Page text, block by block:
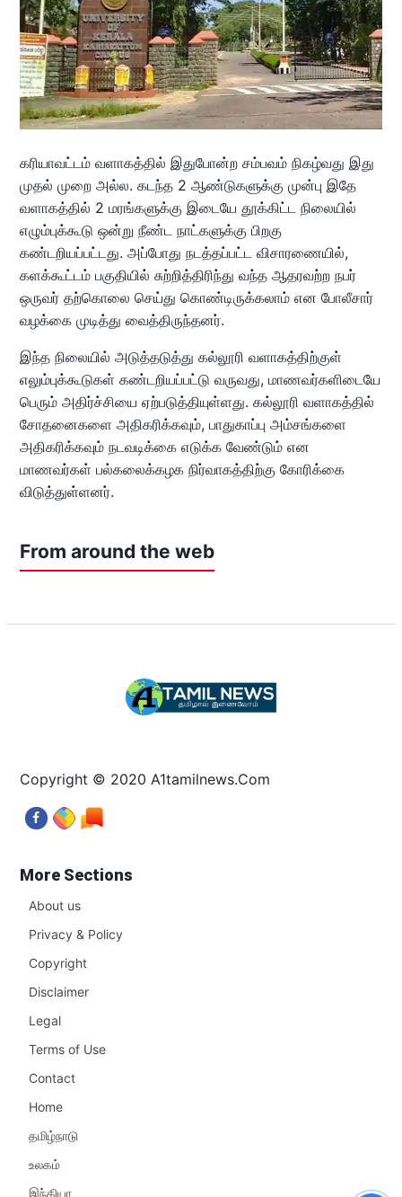
கரியாவட்டம் வளாகத்தில் இதுபோன்ற சம்பவம் நிகழ்வது இது
முதல் முறை அல்ல. கடந்த 2 ஆண்டுகளுக்கு முன்பு இதே
வளாகத்தில் 2 மரங்களுக்கு இடையே தூக்கிட்ட நிலையில்
எழும்புக்கூடு ஒன்று நீண்ட நாட்களுக்கு பிறகு
கண்டறியப்பட்டது. அப்போது நடத்தப்பட்ட விசாரணையில்,
களக்கூட்டம் பகுதியில் சுற்றித்திரிந்து வந்த ஆதரவற்ற நபர்
ஒருவர் தற்கொலை செய்து கொண்டிருக்கலாம் என போலீசார்
வழக்கை முடித்து வைத்திருந்தனர்.
இந்த நிலையில் அடுத்தடுத்து கல்லூரி வளாகத்திற்குள்
எலும்புக்கூடுகள் கண்டறியப்பட்டு வருவது, மாணவர்களிடையே
பெரும் அதிர்ச்சியை ஏற்படுத்தியுள்ளது. கல்லூரி வளாகத்தில்
சோதனைகளை அதிகரிக்கவும், பாதுகாப்பு அம்சங்களை
அதிகரிக்கவும் நடவடிக்கை எடுக்க வேண்டும் என
மாணவர்கள் பல்கலைக்கழக நிர்வாகத்திற்கு கோரிக்கை
விடுத்துள்ளனர்.
From around the web
Copyright © 2020 A1tamilnews.Com
More Sections
About us
Privacy & Policy
Copyright
Disclaimer
Legal
Terms of Use
Contact
Home
தமிழ்நாடு
உலகம்
இந்தியா